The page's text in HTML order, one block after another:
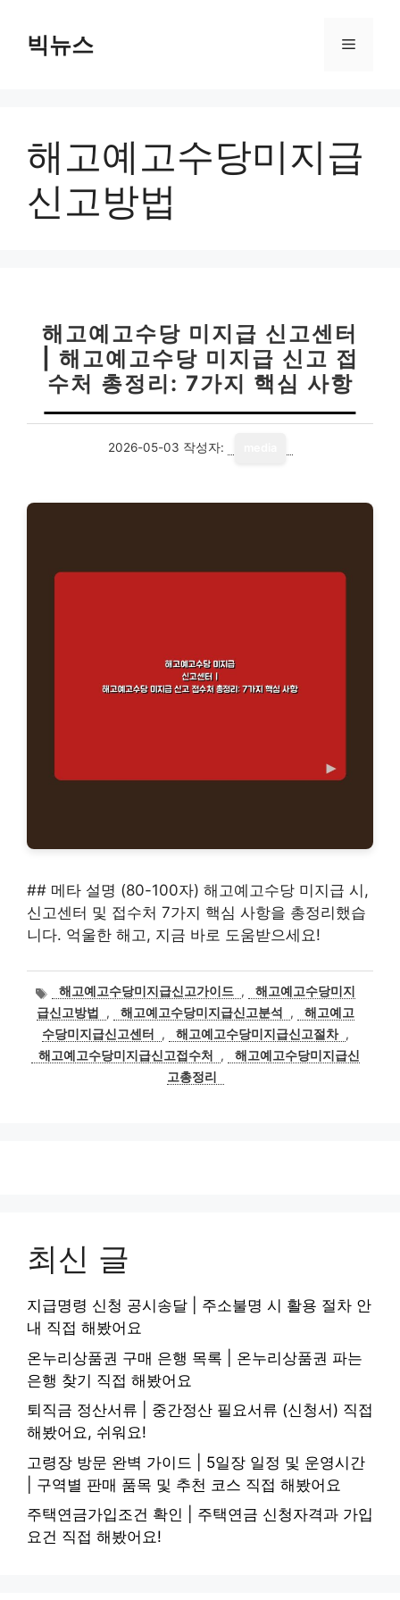
빅뉴스 메
해고예고수당미지급
신고방법
해고예고수당 미지급 신고센터
| 해고예고수당 미지급 신고 접
수처 총정리: 7가지 핵심 사항
2026-05-03 작성자:
## 메타 설명 (80-100자) 해고예고수당 미지급 시,
신고센터 및 접수처 7가지 핵심 사항을 총정리했습
니다. 억울한 해고, 지금 바로 도움받으세요!
태
그
해고예고수당미지급신고가이드 ,
해고예고수당미지
급신고방법
, 해고예고수당미지급신고분석 ,
해고예고
수당미지급신고센터
, 해고예고수당미지급신고절차 ,
해고예고수당미지급신고접수처
,
해고예고수당미지급신
고총정리
최신 글
지급명령 신청 공시송달 | 주소불명 시 활용 절차 안
내 직접 해봤어요
온누리상품권 구매 은행 목록 | 온누리상품권 파는
은행 찾기 직접 해봤어요
퇴직금 정산서류 | 중간정산 필요서류 (신청서) 직접
해봤어요, 쉬워요!
고령장 방문 완벽 가이드 | 5일장 일정 및 운영시간
| 구역별 판매 품목 및 추천 코스 직접 해봤어요
주택연금가입조건 확인 | 주택연금 신청자격과 가입
요건 직접 해봤어요!